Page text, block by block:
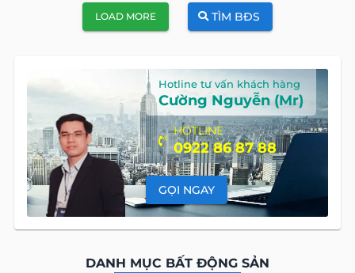
LOAD MORE TÌM BĐS
Hotline tư vấn khách hàng
Cường Nguyễn (Mr)
HOTLINE
0922 86 87 88
GỌI NGAY
DANH MỤC BẤT ĐỘNG SẢN